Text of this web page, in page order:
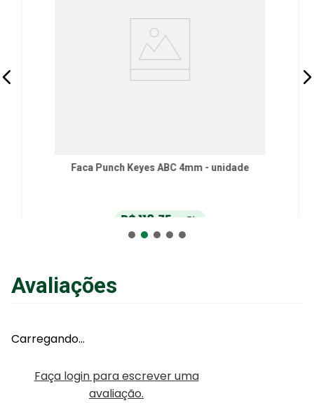
Faca Punch Keyes ABC 4mm - unidade
R$118,75no Pix
R$125 00 em até
Adicionar ao Carrinho
Avaliações
Carregando…
Faça login para escrever uma
avaliação.